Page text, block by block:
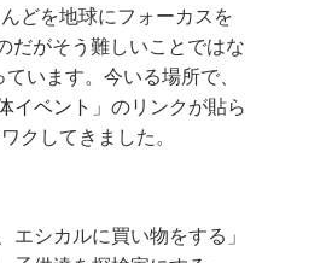
どを地球にフォーカスを
だがそう難しいことではな
います。今いる場所で、
イベント 」のリンクが貼ら
クしてきました。
シカルに買い物をする」